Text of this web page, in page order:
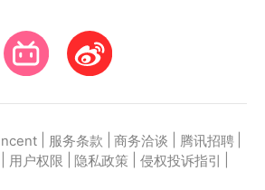
服务条款 商务洽谈 腾讯招聘
用户权限 隐私政策 侵权投诉指引